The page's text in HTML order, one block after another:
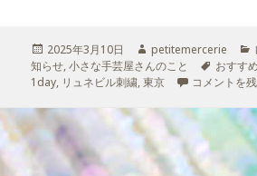
投
稿
日:
2025年3月10日
作
成
者
petitemercerie
知らせ,小さな手芸屋さんのこと
タ
グ
おすすめ
1day, リュネビル刺繍,東京 リュネビル
コメントを